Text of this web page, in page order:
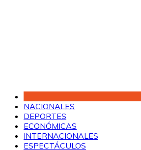
NACIONALES
DEPORTES
ECONÓMICAS
INTERNACIONALES
ESPECTÁCULOS